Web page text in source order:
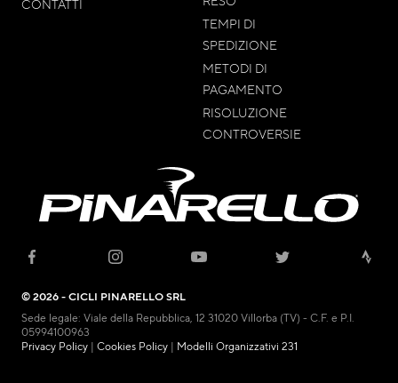
CONTATTI
TEMPI DI
SPEDIZIONE
METODI DI
PAGAMENTO
RISOLUZIONE
CONTROVERSIE
© 2026 - CICLI PINARELLO SRL
Sede legale: Viale della Repubblica, 12 31020 Villorba (TV) - C.F. e P.I.
05994100963
Privacy Policy | Cookies Policy | Modelli Organizzativi 231